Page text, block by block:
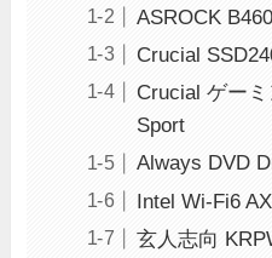
ASROCK
Crucial
Crucial ゲー
Sport
Always DVD
Intel Wi-Fi6
玄人志向